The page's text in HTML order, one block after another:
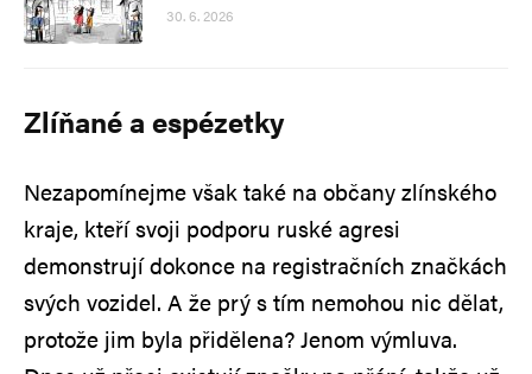
30. 6. 2026
Zlíňané a espézetky
Nezapomínejme však také na občany zlínského
kraje, kteří svoji podporu ruské agresi
demonstrují dokonce na registračních značkách
svých vozidel. A že prý s tím nemohou nic dělat,
protože jim byla přidělena? Jenom výmluva.